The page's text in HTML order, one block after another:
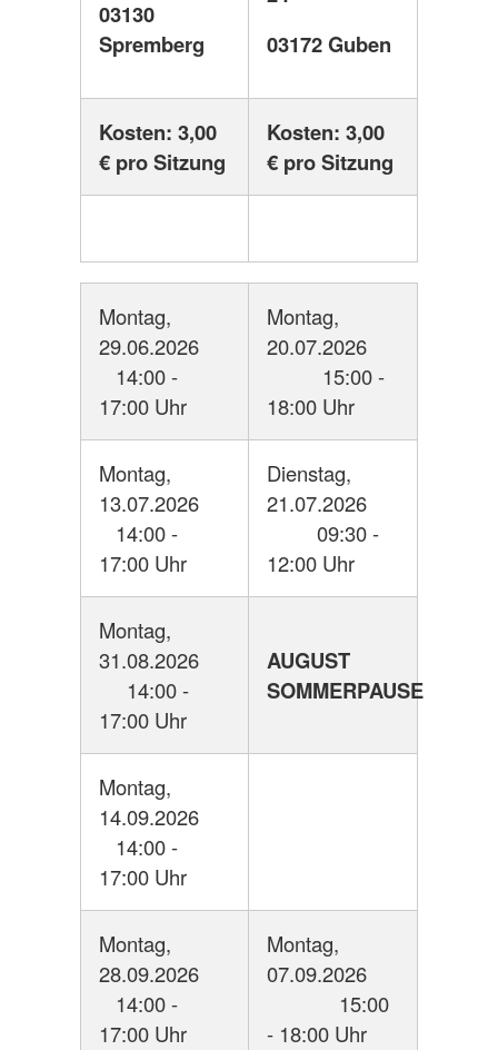
03130
Spremberg
03172 Guben
Kosten: 3,00
€ pro Sitzung
Kosten: 3,00
€ pro Sitzung
Montag,
29.06.2026
14:00 -
17:00 Uhr
Montag,
20.07.2026
15:00 -
18:00 Uhr
Montag,
13.07.2026
14:00 -
17:00 Uhr
Dienstag,
21.07.2026
09:30 -
12:00 Uhr
Montag,
31.08.2026
14:00 -
17:00 Uhr
AUGUST
SOMMERPAUSE
Montag,
14.09.2026
14:00 -
17:00 Uhr
Montag,
28.09.2026
14:00 -
17:00 Uhr
Montag,
07.09.2026
15:00
- 18:00 Uhr